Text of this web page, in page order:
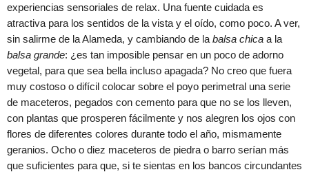
experiencias sensoriales de relax. Una fuente cuidada es
atractiva para los sentidos de la vista y el oído, como poco. A ver,
sin salirme de la Alameda, y cambiando de la balsa chica a la
balsa grande: ¿es tan imposible pensar en un poco de adorno
vegetal, para que sea bella incluso apagada? No creo que fuera
muy costoso o difícil colocar sobre el poyo perimetral una serie
de maceteros, pegados con cemento para que no se los lleven,
con plantas que prosperen fácilmente y nos alegren los ojos con
flores de diferentes colores durante todo el año, mismamente
geranios. Ocho o diez maceteros de piedra o barro serían más
que suficientes para que, si te sientas en los bancos circundantes